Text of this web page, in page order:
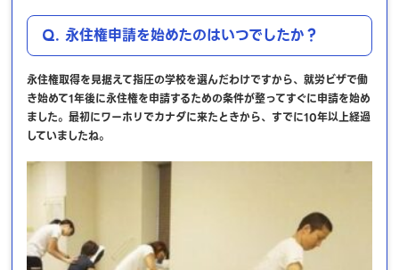
Q. 永住権申請を始めたのはいつでしたか？
永住権取得を見据えて指圧の学校を選んだわけですから、就労ビザで働
き始めて1年後に永住権を申請するための条件が整ってすぐに申請を始め
ました。最初にワーホリでカナダに来たときから、すでに10年以上経過
していましたね。